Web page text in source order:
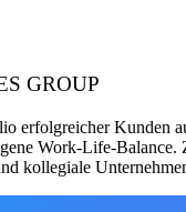
GROUP
Kunden
Work-Life-Balance.
kollegiale